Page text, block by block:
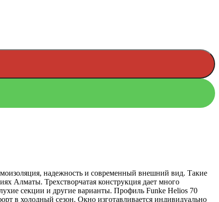
надежность и современный внешний вид. Такие
Алматы. Трехстворчатая конструкция дает много
секции и другие варианты. Профиль Funke Helios 70
в холодный сезон. Окно изготавливается индивидуально